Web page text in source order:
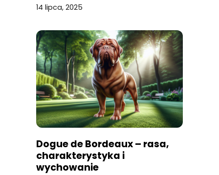
14 lipca, 2025
Dogue de Bordeaux – rasa,
charakterystyka i
wychowanie